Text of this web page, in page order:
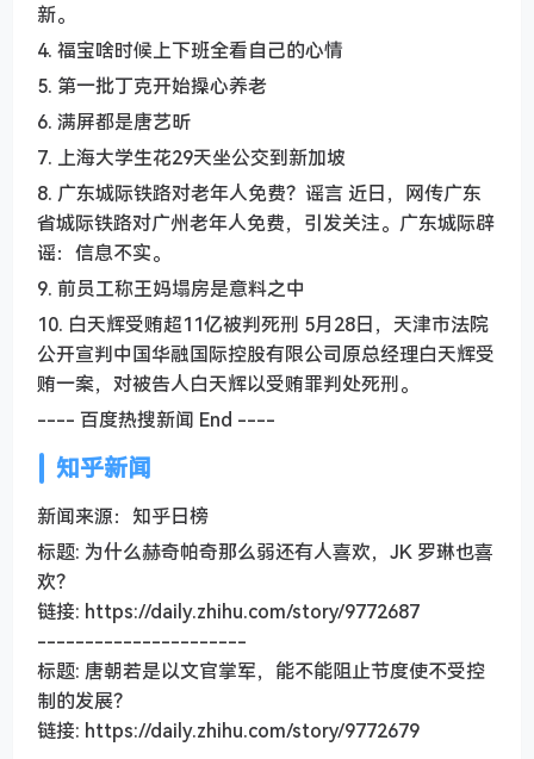
新。
4. 福宝啥时候上下班全看自己的心情
5. 第一批丁克开始操心养老
6. 满屏都是唐艺昕
7. 上海大学生花29天坐公交到新加坡
8. 广东城际铁路对老年人免费？谣言 近日，网传广东
省城际铁路对广州老年人免费，引发关注。广东城际辟
谣：信息不实。
9. 前员工称王妈塌房是意料之中
10. 白天辉受贿超11亿被判死刑 5月28日，天津市法院
公开宣判中国华融国际控股有限公司原总经理白天辉受
贿一案，对被告人白天辉以受贿罪判处死刑。
---- 百度热搜新闻 End ----
知乎新闻
新闻来源：知乎日榜
标题: 为什么赫奇帕奇那么弱还有人喜欢，JK 罗琳也喜
欢？
链接: https://daily.zhihu.com/story/9772687
----------------------
标题: 唐朝若是以文官掌军，能不能阻止节度使不受控
制的发展？
链接: https://daily.zhihu.com/story/9772679